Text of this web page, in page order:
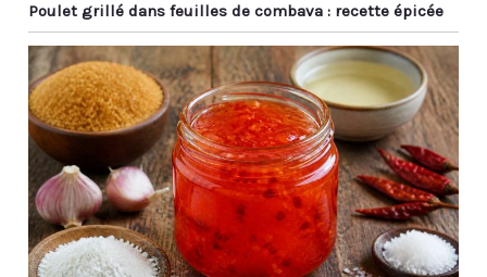
Poulet grillé dans feuilles de combava : recette épicée